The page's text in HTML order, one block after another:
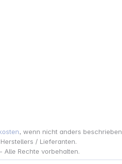
, wenn nicht anders beschrieben
/ Lieferanten.
Rechte vorbehalten.